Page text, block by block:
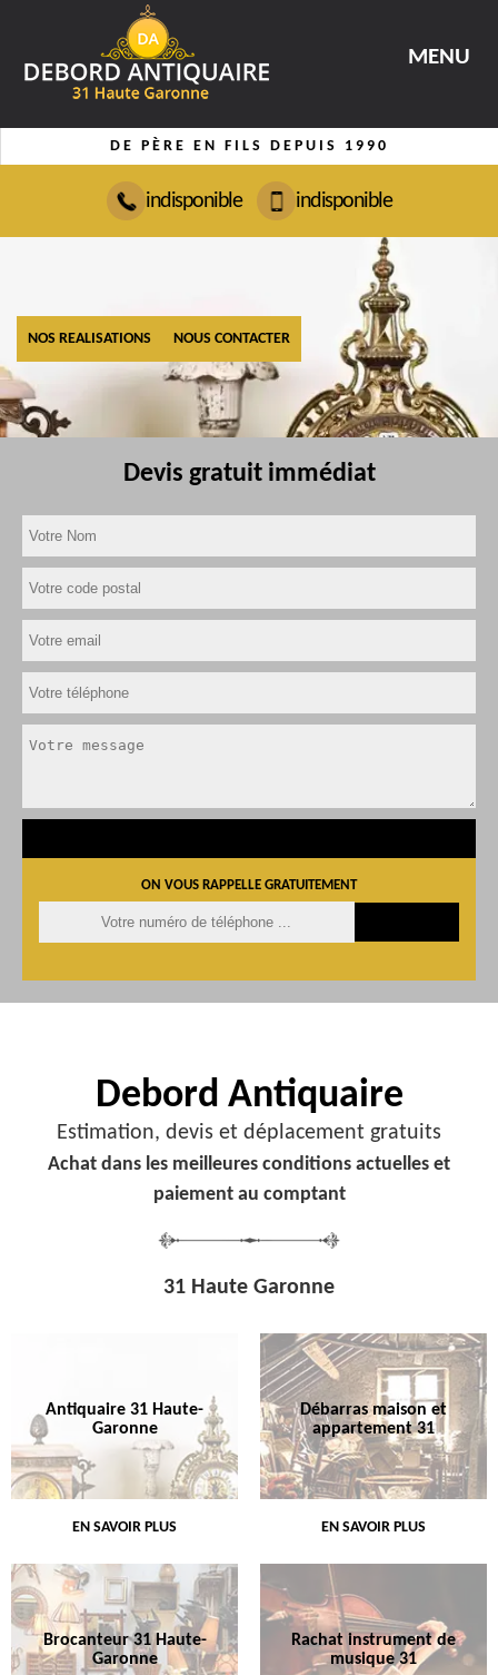
MENU
DE PÈRE EN FILS DEPUIS 1990
indisponible indisponible
NOS REALISATIONS NOUS CONTACTER
Devis gratuit immédiat
ON VOUS RAPPELLE GRATUITEMENT
Debord Antiquaire
Estimation, devis et déplacement gratuits
Achat dans les meilleures conditions actuelles et
paiement au comptant
31 Haute Garonne
Antiquaire 31 Haute-
Garonne
EN SAVOIR PLUS
Débarras maison et
appartement 31
EN SAVOIR PLUS
Brocanteur 31 Haute-
Garonne
Rachat instrument de
musique 31